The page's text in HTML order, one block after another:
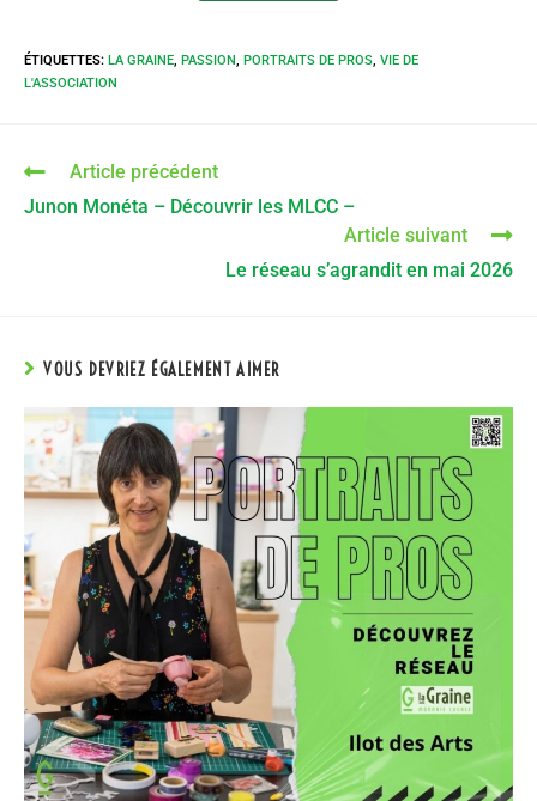
ÉTIQUETTES: LA GRAINE, PASSION, PORTRAITS DE PROS, VIE DE
L'ASSOCIATION
Article précédent
Junon Monéta – Découvrir les MLCC –
Article suivant
Le réseau s’agrandit en mai 2026
VOUS DEVRIEZ ÉGALEMENT AIMER